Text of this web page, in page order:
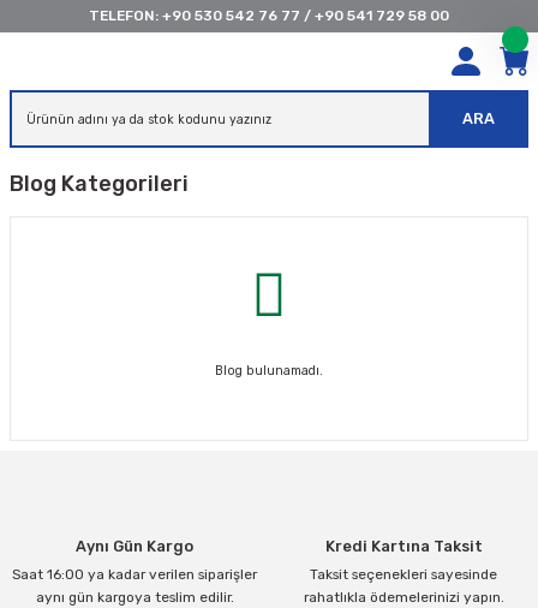
TELEFON: +90 530 542 76 77 / +90 541 729 58 00
ARA
Blog Kategorileri
Blog bulunamadı.
Aynı Gün Kargo
Saat 16:00 ya kadar verilen siparişler
aynı gün kargoya teslim edilir.
Kredi Kartına Taksit
Taksit seçenekleri sayesinde
rahatlıkla ödemelerinizi yapın.